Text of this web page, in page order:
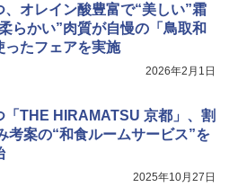
XJ1-B ブラック 30L 2段調理 コンベ
ョン トースト機能
、オレイン酸豊富で“美しい”霜
らかい”肉質が自慢の「鳥取和
ったフェアを実施
2026年2月1日
「THE HIRAMATSU 京都」、割
考案の“和食ルームサービス”を
2025年10月27日